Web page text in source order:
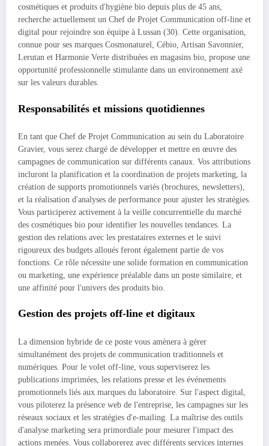
cosmétiques et produits d'hygiène bio depuis plus de 45 ans,
recherche actuellement un Chef de Projet Communication off-line et
digital pour rejoindre son équipe à Lussan (30). Cette organisation,
connue pour ses marques Cosmonaturel, Cébio, Artisan Savonnier,
Lerutan et Harmonie Verte distribuées en magasins bio, propose une
opportunité professionnelle stimulante dans un environnement axé
sur les valeurs durables.
Responsabilités et missions quotidiennes
En tant que Chef de Projet Communication au sein du Laboratoire
Gravier, vous serez chargé de développer et mettre en œuvre des
campagnes de communication sur différents canaux. Vos attributions
incluront la planification et la coordination de projets marketing, la
création de supports promotionnels variés (brochures, newsletters),
et la réalisation d'analyses de performance pour ajuster les stratégies.
Vous participerez activement à la veille concurrentielle du marché
des cosmétiques bio pour identifier les nouvelles tendances. La
gestion des relations avec les prestataires externes et le suivi
rigoureux des budgets alloués feront également partie de vos
fonctions. Ce rôle nécessite une solide formation en communication
ou marketing, une expérience préalable dans un poste similaire, et
une affinité pour l'univers des produits bio.
Gestion des projets off-line et digitaux
La dimension hybride de ce poste vous amènera à gérer
simultanément des projets de communication traditionnels et
numériques. Pour le volet off-line, vous superviserez les
publications imprimées, les relations presse et les événements
promotionnels liés aux marques du laboratoire. Sur l'aspect digital,
vous piloterez la présence web de l'entreprise, les campagnes sur les
réseaux sociaux et les stratégies d'e-mailing. La maîtrise des outils
d'analyse marketing sera primordiale pour mesurer l'impact des
actions menées. Vous collaborerez avec différents services internes